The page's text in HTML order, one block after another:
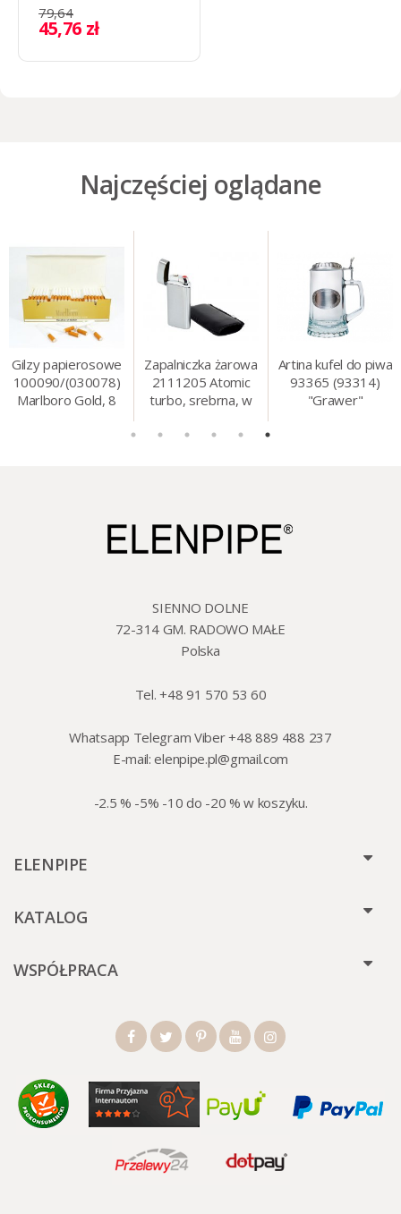
79,64
45,76 zł
Najczęściej oglądane
Gilzy papierosowe
100090/(030078)
Marlboro Gold, 8
Zapalniczka żarowa
2111205 Atomic
turbo, srebrna, w
Artina kufel do piwa
93365 (93314)
"Grawer"
SIENNO DOLNE
72-314 GM. RADOWO MAŁE
Polska
Tel. +48 91 570 53 60
Whatsapp Telegram Viber +48 889 488 237
E-mail:elenpipe.pl@gmail.com
-2.5 % -5% -10 do -20 % w koszyku.
ELENPIPE
KATALOG
WSPÓŁPRACA